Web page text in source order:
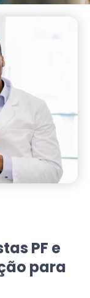
PF e
para